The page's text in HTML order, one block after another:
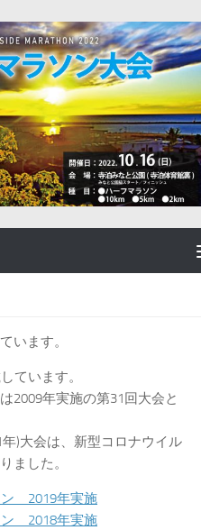
います。
ています。
2009年実施の第31回大会と
年)大会は、新型コロナウイル
ました。
2019年実施
2018年実施